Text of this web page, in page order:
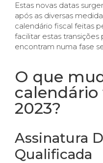
Estas novas datas
após as diversas
calendário fiscal feitas
facilitar estas transições
encontram numa fase
O que
calendário
2023?
Assinatura
Qualificada